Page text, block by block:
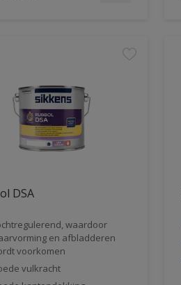
DSA
waardoor
en afbladderen
voorkomen
vulkracht